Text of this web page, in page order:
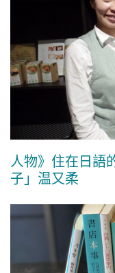
人物》住在日語
子」温又柔